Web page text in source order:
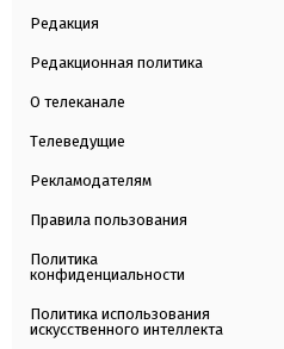
Редакция
Редакционная политика
О телеканале
Телеведущие
Рекламодателям
Правила пользования
Политика
конфиденциальности
Политика использования
искусственного интеллекта